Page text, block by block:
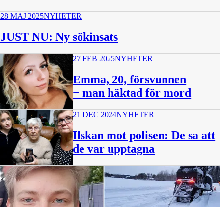
28 MAJ 2025NYHETER
JUST NU: Ny sökinsats
27 FEB 2025NYHETER
Emma, 20, försvunnen
− man häktad för mord
21 DEC 2024NYHETER
Ilskan mot polisen: De sa att
de var upptagna